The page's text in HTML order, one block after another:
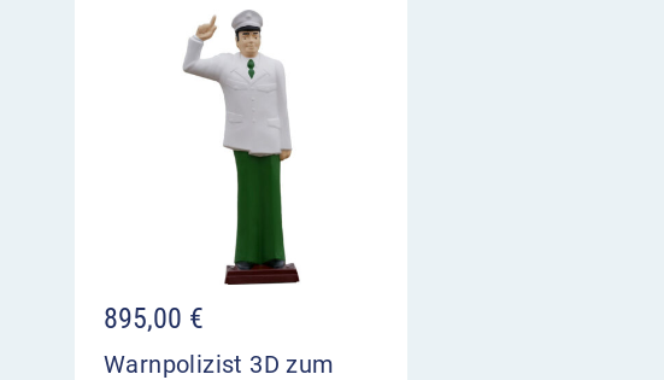
895,00 €
Warnpolizist 3D zum